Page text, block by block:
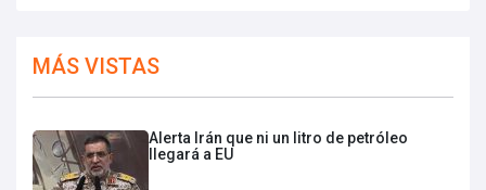
MÁS VISTAS
Alerta Irán que ni un litro de petróleo
llegará a EU